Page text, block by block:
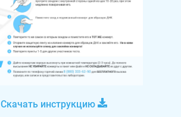
Скачать инструкцию